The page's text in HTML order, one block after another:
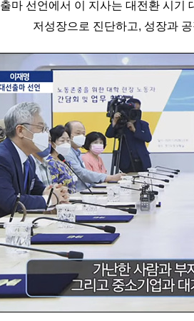
출마 선언에서 이 지사는 대전환 시기
저성장으로 진단하고, 성장과